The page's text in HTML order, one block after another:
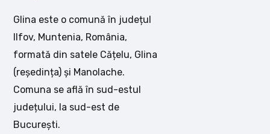
Glina este o comună în județul
Ilfov, Muntenia, România,
formată din satele Cățelu, Glina
(reședința) și Manolache.
Comuna se află în sud-estul
județului, la sud-est de
București.